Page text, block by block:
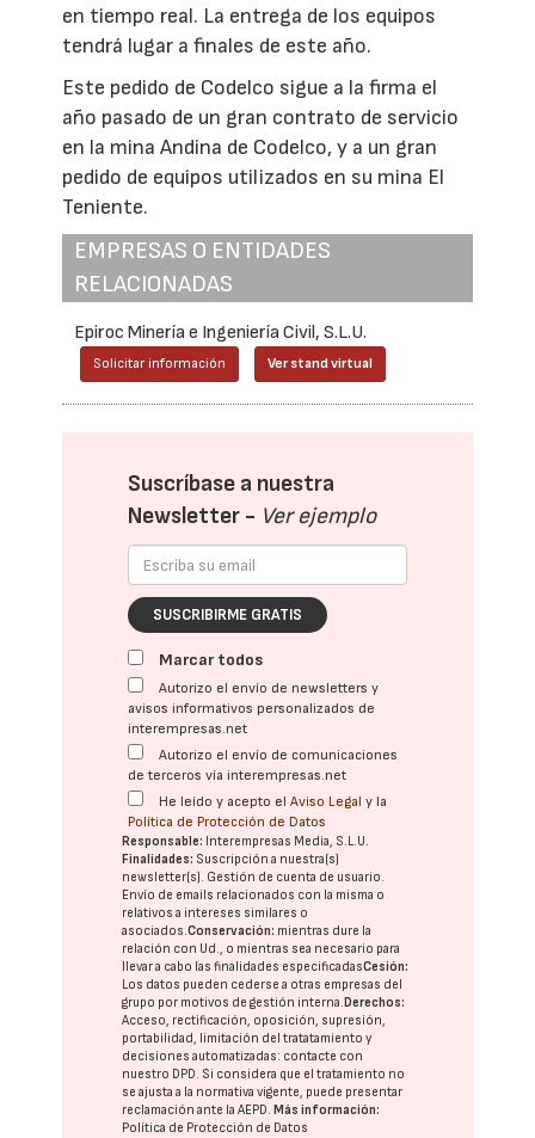
en tiempo real. La entrega de los equipos
tendrá lugar a finales de este año.
Este pedido de Codelco sigue a la firma el
año pasado de un gran contrato de servicio
en la mina Andina de Codelco, y a un gran
pedido de equipos utilizados en su mina El
Teniente.
EMPRESAS O ENTIDADES
RELACIONADAS
Epiroc Minería e Ingeniería Civil, S.L.U.
Solicitar información Ver stand virtual
Suscríbase a nuestra
Newsletter - Ver ejemplo
SUSCRIBIRME GRATIS
Marcar todos
Autorizo el envío de newsletters y
avisos informativos personalizados de
interempresas.net
Autorizo el envío de comunicaciones
de terceros vía interempresas.net
He leído y acepto elAviso Legal y la
Política de Protección de Datos
Responsable: Interempresas Media, S.L.U.
Finalidades: Suscripción a nuestra(s)
newsletter(s). Gestión de cuenta de usuario.
Envío de emails relacionados con la misma o
relativos a intereses similares o
asociados.Conservación: mientras dure la
relación con Ud., o mientras sea necesario para
llevar a cabo las finalidades especificadasCesión:
Los datos pueden cederse a otras empresas del
grupo por motivos de gestión interna. Derechos:
Acceso, rectificación, oposición, supresión,
portabilidad, limitación del tratatamiento y
decisiones automatizadas: contacte con
nuestro DPD. Si considera que el tratamiento no
se ajusta a la normativa vigente, puede presentar
reclamación ante laAEPD. Más información:
Política de Protección de Datos